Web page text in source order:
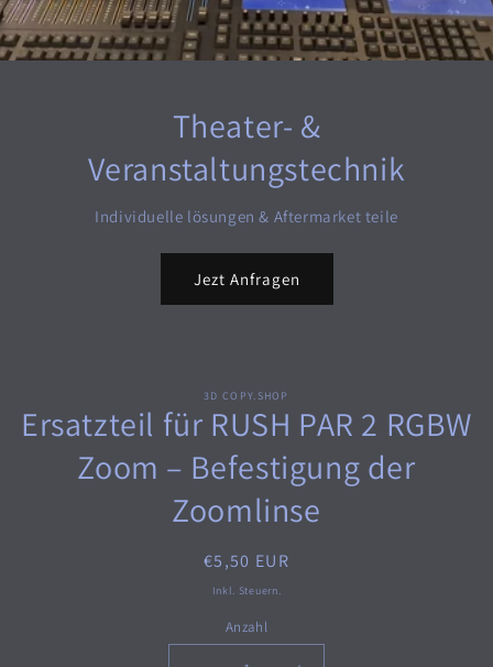
Theater- &
Veranstaltungstechnik
Individuelle lösungen & Aftermarket teile
Jezt Anfragen
3D COPY.SHOP
Ersatzteil für RUSH PAR 2 RGBW
Zoom – Befestigung der
Zoomlinse
Normaler
Preis
€5,50 EUR
Inkl. Steuern.
Anzahl